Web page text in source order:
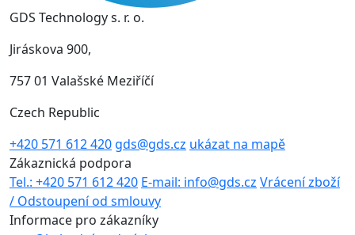
GDS Technology s. r. o.
Jiráskova 900,
757 01 Valašské Meziříčí
Czech Republic
+420 571 612 420 gds@gds.cz ukázat na mapě
Zákaznická podpora
Tel.: +420 571 612 420 E-mail: info@gds.cz Vrácení zboží
/ Odstoupení od smlouvy
Informace pro zákazníky